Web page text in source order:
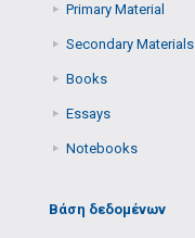
Primary Μaterial
Secondary Μaterials
Books
Essays
Notebooks
Βάση δεδομένων